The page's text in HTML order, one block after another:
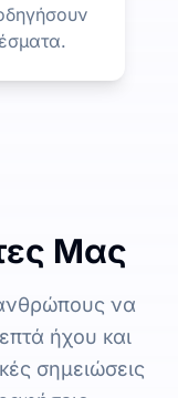
Μας
να
ήχου και
σημειώσεις